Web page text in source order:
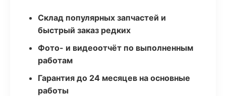
Склад популярных запчастей и
быстрый заказ редких
Фото- и видеоотчёт по выполненным
работам
Гарантия до 24 месяцев на основные
работы